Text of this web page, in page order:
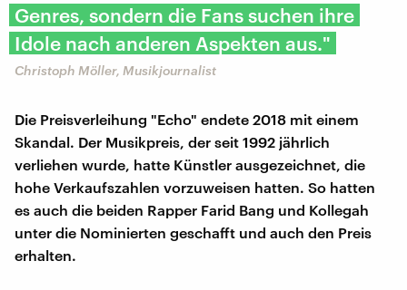
Genres, sondern die Fans suchen ihre
Idole nach anderen Aspekten aus."
Christoph Möller, Musikjournalist
Die Preisverleihung "Echo" endete 2018 mit einem
Skandal. Der Musikpreis, der seit 1992 jährlich
verliehen wurde, hatte Künstler ausgezeichnet, die
hohe Verkaufszahlen vorzuweisen hatten. So hatten
es auch die beiden Rapper Farid Bang und Kollegah
unter die Nominierten geschafft und auch den Preis
erhalten.